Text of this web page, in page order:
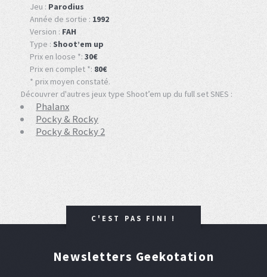
Jeu : Parodius
Année de sortie : 1992
Version : FAH
Type : Shoot’em up
Prix en loose *: 30€
Prix en complet *: 80€
* prix moyen constaté.
Découvrer d'autres jeux type Shoot’em up du full set SNES :
Phalanx
Pocky & Rocky
Pocky & Rocky 2
C'EST PAS FINI !
Newsletters Geekotation